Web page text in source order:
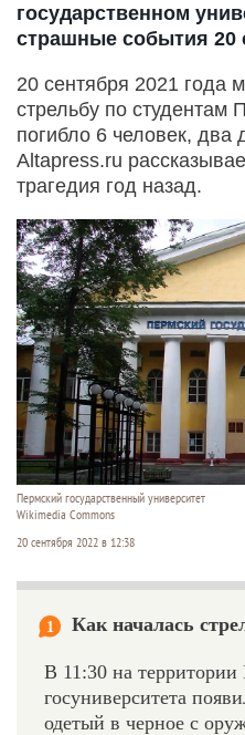
государственном
страшные события 20
20 сентября 2021 года
стрельбу по студентам
погибло 6 человек, два
Altapress.ru
трагедия год назад.
Пермский государственный университет
Wikimedia Commons
20 сентября 2022 в 12:38
1 Как началась
В 11:30 на территории
госуниверситета
одетый в черное с